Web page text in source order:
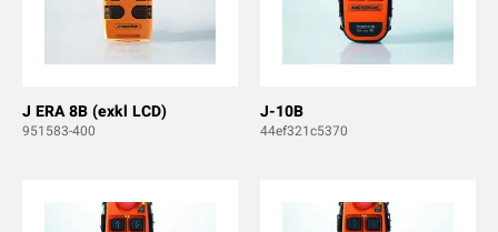
J ERA 8B (exkl LCD)
951583-400
J-10B
44ef321c5370